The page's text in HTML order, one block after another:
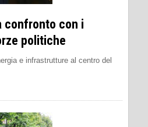
confronto con i
politiche
e infrastrutture al centro del